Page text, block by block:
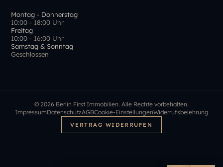
Montag - Donnerstag
10:00 - 18:00 Uhr
Freitag
10:00 - 16:00 Uhr
Samstag & Sonntag
Geschlossen
© 2026 Berlin First Immobilien. Alle Rechte vorbehalten.
ImpressumDatenschutzAGBCookie-EinstellungenWiderrufsbelehrung
VERTRAG WIDERRUFEN